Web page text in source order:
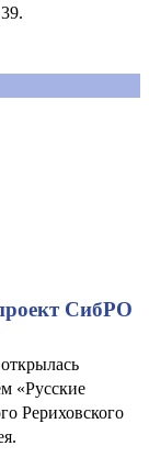
СибРО
«Русские
Рериховского